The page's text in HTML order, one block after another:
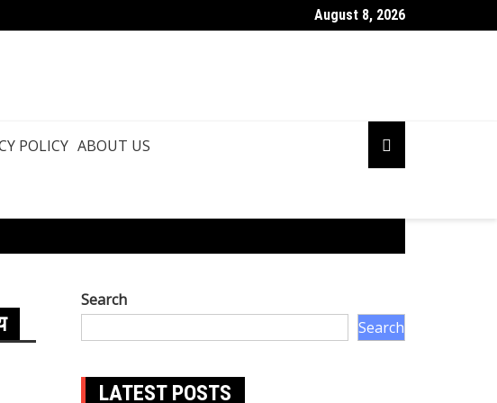
August 8, 2026
POLICY ABOUT US
Search
Search
LATEST POSTS